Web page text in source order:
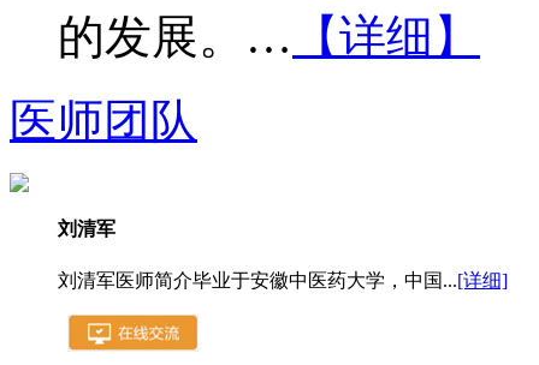
的发展。… 【详细】
医师团队
刘清军
刘清军医师简介毕业于安徽中医药大学，中国...[详细]